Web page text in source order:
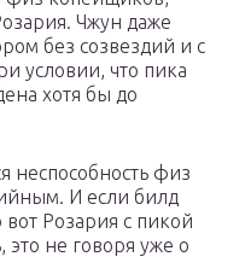
Чжун даже
без созвездий и с
условии, что пика
хотя бы до
неспособность физ
И если билд
вот Розария с пикой
это не говоря уже о